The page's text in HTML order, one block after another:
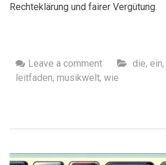
Rechteklärung ⁤und‍ fairer‍ Vergütung.
Leave a comment die, ein,
leitfaden, musikwelt, wie